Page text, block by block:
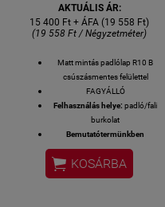
AKTUÁLIS ÁR:
15 400 Ft + ÁFA (19 558 Ft)
(19 558 Ft / Négyzetméter)
Matt mintás padlólap R10 B
csúszásmentes felülettel
FAGYÁLLÓ
Felhasználás helye: padló/fali
burkolat
Bemutatótermünkben
megtekinthető!
Felülete:MATT
Méret: 20x20 cm
 KOSÁRBA